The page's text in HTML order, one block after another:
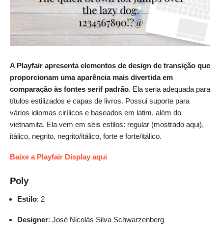
A Playfair apresenta elementos de design de transição que
proporcionam uma aparência mais divertida em
comparação às fontes serif padrão. Ela seria adequada para
títulos estilizados e capas de livros. Possui suporte para
vários idiomas cirílicos e baseados em latim, além do
vietnamita. Ela vem em seis estilos: regular (mostrado aqui),
itálico, negrito, negrito/itálico, forte e forte/itálico.
Baixe a Playfair Display aqui
Poly
Estilo: 2
Designer: José Nicolás Silva Schwarzenberg